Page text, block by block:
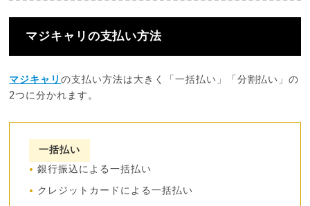
マジキャリの支払い方法
マジキャリの支払い方法は大きく「一括払い」「分割払い」の
2つに分かれます。
一括払い
銀行振込による一括払い
クレジットカードによる一括払い